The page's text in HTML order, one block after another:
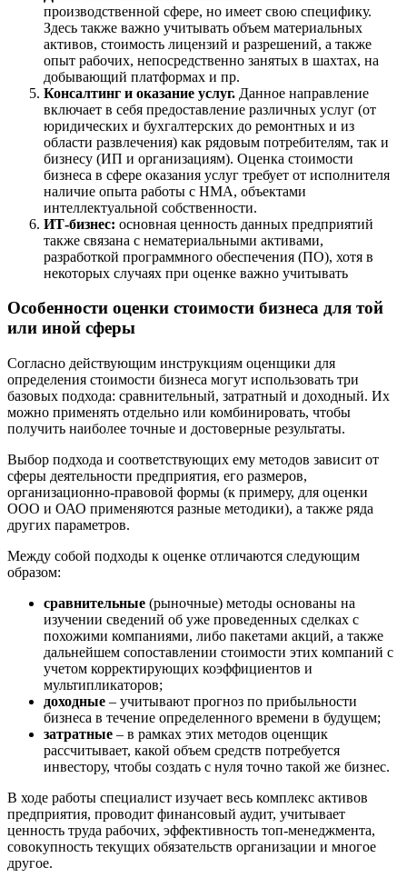
производственной сфере, но имеет свою специфику.
Здесь также важно учитывать объем материальных
активов, стоимость лицензий и разрешений, а также
опыт рабочих, непосредственно занятых в шахтах, на
добывающий платформах и пр.
Консалтинг и оказание услуг. Данное направление
включает в себя предоставление различных услуг (от
юридических и бухгалтерских до ремонтных и из
области развлечения) как рядовым потребителям, так и
бизнесу (ИП и организациям). Оценка стоимости
бизнеса в сфере оказания услуг требует от исполнителя
наличие опыта работы с НМА, объектами
интеллектуальной собственности.
ИТ-бизнес: основная ценность данных предприятий
также связана с нематериальными активами,
разработкой программного обеспечения (ПО), хотя в
некоторых случаях при оценке важно учитывать
Особенности оценки стоимости бизнеса для той
или иной сферы
Согласно действующим инструкциям оценщики для
определения стоимости бизнеса могут использовать три
базовых подхода: сравнительный, затратный и доходный. Их
можно применять отдельно или комбинировать, чтобы
получить наиболее точные и достоверные результаты.
Выбор подхода и соответствующих ему методов зависит от
сферы деятельности предприятия, его размеров,
организационно-правовой формы (к примеру, для оценки
ООО и ОАО применяются разные методики), а также ряда
других параметров.
Между собой подходы к оценке отличаются следующим
образом:
сравнительные (рыночные) методы основаны на
изучении сведений об уже проведенных сделках с
похожими компаниями, либо пакетами акций, а также
дальнейшем сопоставлении стоимости этих компаний с
учетом корректирующих коэффициентов и
мультипликаторов;
доходные – учитывают прогноз по прибыльности
бизнеса в течение определенного времени в будущем;
затратные – в рамках этих методов оценщик
рассчитывает, какой объем средств потребуется
инвестору, чтобы создать с нуля точно такой же бизнес.
В ходе работы специалист изучает весь комплекс активов
предприятия, проводит финансовый аудит, учитывает
ценность труда рабочих, эффективность топ-менеджмента,
совокупность текущих обязательств организации и многое
другое.
Джанкой
Дзержинск
Дзержинский
Димитровград
Дмитров
Долгопрудный
Домодедово
Дюртюли
Евпатория
Егорьевск
Екатеринбург
Енисейск
Ермолино
Ессентуки
Железногорск
Жуковский
Заводоуковск
Заозерный
Заполярный
Зарайск
Заречный
Звенигород
Зеленоград
Зеленодольск
Иваново
Ивантеевка
Ипатово
Ирбит
Иркутск
Искитим